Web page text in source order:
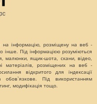
на інформацію, розміщену на веб -
інше. Під інформацією розуміються
малюнки, ящик-шота, скани, відео,
матеріалів, розміщених на веб -
відкритого для індексації
Під використанням
модифікація тощо.